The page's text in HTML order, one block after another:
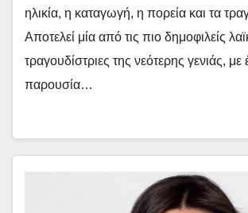
ηλικία, η καταγωγή, η πορεία και τα
Αποτελεί μία από τις πιο δημοφιλείς
τραγουδίστριες της νεότερης γενιάς, με
παρουσία…